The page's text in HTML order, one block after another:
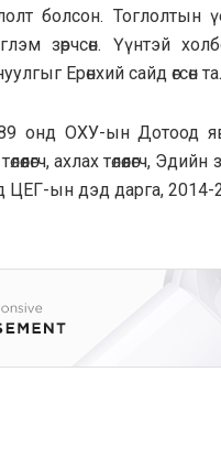
болсон. Тоглолтын
зөрчсөн. Үүнтэй
Ерөнхий сайд
онд ОХУ-ын Дотоод
ахлах
ЦЕГ-ын дэд дарга,